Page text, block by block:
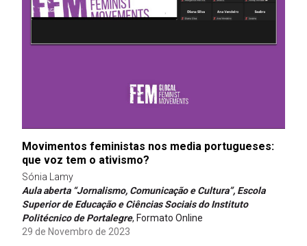
Movimentos feministas nos media portugueses:
que voz tem o ativismo?
Sónia Lamy
Aula aberta “Jornalismo, Comunicação e Cultura”, Escola
Superior de Educação e Ciências Sociais do Instituto
Politécnico de Portalegre, Formato Online
29 de Novembro de 2023